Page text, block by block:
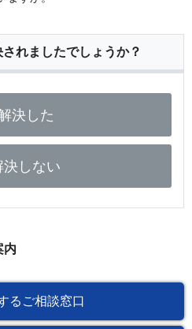
れましたでしょうか？
決した
決しない
内
るご相談窓口